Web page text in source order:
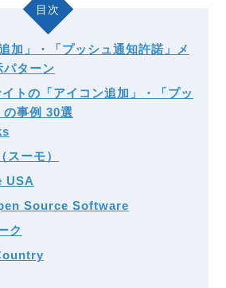
目次
加」・「プッシュ通知許諾」メ
パターン
トの「アイコン追加」・「プッ
の事例 30選
ーモ）
USA
Source Software
ク